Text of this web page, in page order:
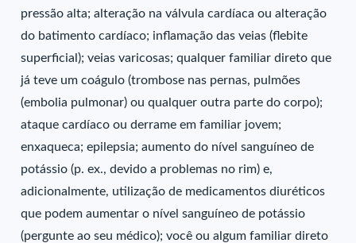
pressão alta; alteração na válvula cardíaca ou alteração
do batimento cardíaco; inflamação das veias (flebite
superficial); veias varicosas; qualquer familiar direto que
já teve um coágulo (trombose nas pernas, pulmões
(embolia pulmonar) ou qualquer outra parte do corpo);
ataque cardíaco ou derrame em familiar jovem;
enxaqueca; epilepsia; aumento do nível sanguíneo de
potássio (p. ex., devido a problemas no rim) e,
adicionalmente, utilização de medicamentos diuréticos
que podem aumentar o nível sanguíneo de potássio
(pergunte ao seu médico); você ou algum familiar direto